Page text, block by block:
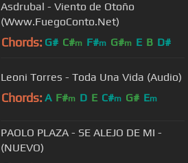
Asdrubal - Viento de Otoño
(Www.FuegoConto.Net)
Chords: G# C#m F#m G#m E B D#
Leoni Torres - Toda Una Vida (Audio)
Chords: A F#m D E C#m G# Em
PAOLO PLAZA - SE ALEJO DE MI -
(NUEVO)